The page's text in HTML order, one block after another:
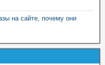
на сайте, почему они